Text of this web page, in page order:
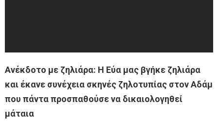
Ανέκδοτο με ζηλιάρα: Η Εύα μας βγήκε ζηλιάρα
και έκανε συνέχεια σκηνές ζηλοτυπίας στον Αδάμ
που πάντα προσπαθούσε να δικαιολογηθεί
μάταια